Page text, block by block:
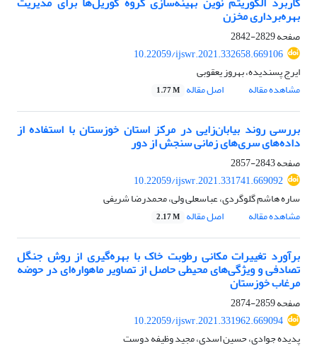
بهره‌برداری مخزن
صفحه2829-2842
10.22059/ijswr.2021.332658.669106
ایرج پسندیده، بهروز یعقوبی
مشاهده مقاله
اصل مقاله 1.77 M
بررسی روند بیابان‌زایی در مرکز استان خوزستان با استفاده از
داده‌های سری‌های زمانی سنجش از دور
صفحه2843-2857
10.22059/ijswr.2021.331741.669092
ساره هاشم گلوگردی، عباسعلی ولی، محمدرضا شریفی
مشاهده مقاله
اصل مقاله 2.17 M
برآورد تغییرات مکانی رطوبت خاک با بهره‌گیری از روش جنگل
تصادفی و ویژگی‌های محیطی حاصل از تصاویر ماهواره‌ای در حوضه
مرغاب خوزستان
صفحه2859-2874
10.22059/ijswr.2021.331962.669094
پدیده جوادی، حسین اسدی، مجید وظیفه دوست